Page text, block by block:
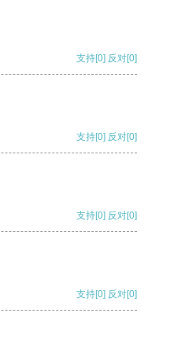
支持[0] 反对[0]
支持[0] 反对[0]
支持[0] 反对[0]
支持[0] 反对[0]